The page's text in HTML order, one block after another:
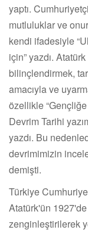
yaptı.
mutluluklar ve
kendi ifadesiyle
için” yazdı.
bilinçlendirmek,
amacıyla ve
özellikle
Devrim Tarihi
yazdı. Bu
devrimimizin
demişti.
Türkiye
Atatürk'ün 1927'de
zenginleştirilerek